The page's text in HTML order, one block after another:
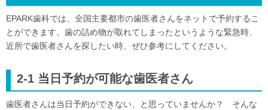
EPARK歯科では、全国主要都市の歯医者さんをネットで予約するこ
とができます。歯の詰め物が取れてしまったというような緊急時、
近所で歯医者さんを探したい時、ぜひ参考にしてください。
2-1 当日予約が可能な歯医者さん
歯医者さんは当日予約ができない、と思っていませんか？ そんな